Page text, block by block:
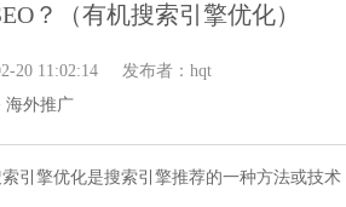
略
优化策略
擎优化技
策略
？（有机搜索引擎优化）
20 11:02:14 发布者：hqt
海外推广
索引擎优化是搜索引擎推荐的一种方法或技